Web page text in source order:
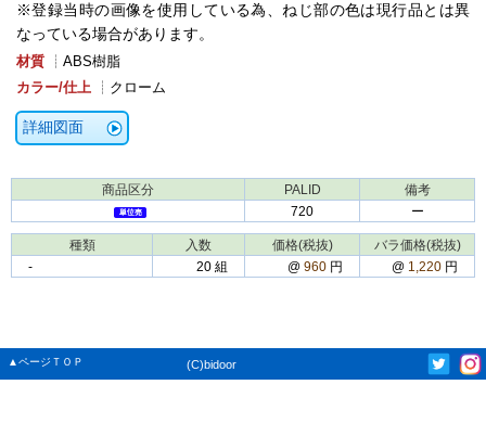
※登録当時の画像を使用している為、ねじ部の色は現行品とは異
なっている場合があります。
材質
┊ABS樹脂
カラー/仕上
┊クローム
詳細図面
商品区分 PALID
備考
720
ー
種類 入数 価格(税抜)
バラ価格(税抜)
‐
20 組 @ 960 円 @ 1,220 円
▲ページＴＯＰ (C)bidoor